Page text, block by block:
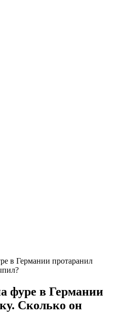
в Германии протаранил
фуре в Германии
Сколько он